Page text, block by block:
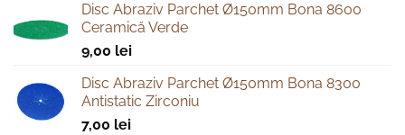
Disc Abraziv Parchet Ø150mm Bona 8600
Ceramică Verde
9,00 lei
Disc Abraziv Parchet Ø150mm Bona 8300
Antistatic Zirconiu
7,00 lei